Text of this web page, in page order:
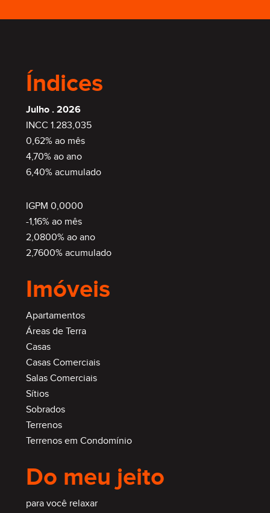
Índices
Julho . 2026
INCC 1.283,035
0,62% ao mês
4,70% ao ano
6,40% acumulado
IGPM 0,0000
-1,16% ao mês
2,0800% ao ano
2,7600% acumulado
Imóveis
Apartamentos
Áreas de Terra
Casas
Casas Comerciais
Salas Comerciais
Sítios
Sobrados
Terrenos
Terrenos em Condomínio
Do meu jeito
para você relaxar